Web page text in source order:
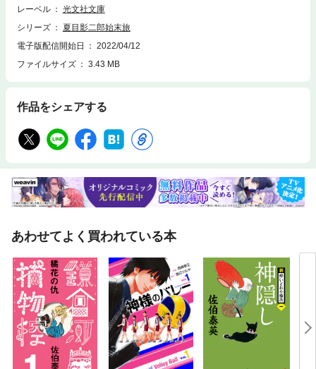
レーベル
光文社文庫
シリーズ
夏目影二郎始末旅
電子版配信開始日
2022/04/12
ファイルサイズ
3.43 MB
作品をシェアする
あわせてよく買われている本